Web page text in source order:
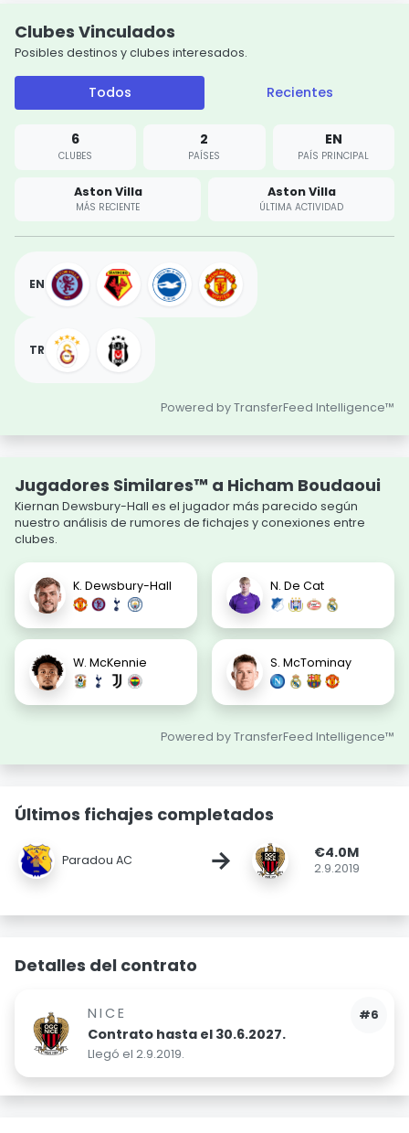
Clubes Vinculados
Posibles destinos y clubes interesados.
Todos Recientes
6
CLUBES
2
PAÍSES
EN
PAÍS PRINCIPAL
Aston Villa
MÁS RECIENTE
Aston Villa
ÚLTIMA ACTIVIDAD
EN
TR
Powered by TransferFeed Intelligence™
Jugadores Similares™ a Hicham Boudaoui
Kiernan Dewsbury-Hall es el jugador más parecido según
nuestro análisis de rumores de fichajes y conexiones entre
clubes.
K. Dewsbury-Hall N. De Cat
W. McKennie S. McTominay
Powered by TransferFeed Intelligence™
Últimos fichajes completados
Paradou AC → €4.0M
2.9.2019
Detalles del contrato
#6
NICE
Contrato hasta el 30.6.2027.
Llegó el 2.9.2019.